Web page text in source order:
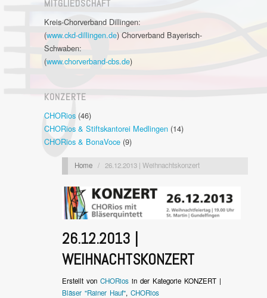
MITGLIEDSCHAFT
Kreis-Chorverband Dillingen:
(www.ckd-dillingen.de) Chorverband Bayerisch-
Schwaben:
(www.chorverband-cbs.de)
KONZERTE
CHORios (46)
CHORios & Stiftskantorei Medlingen (14)
CHORios & BonaVoce (9)
Home / 26.12.2013 | Weihnachtskonzert
26.12.2013 |
WEIHNACHTSKONZERT
Erstellt von CHORios in der Kategorie KONZERT |
Bläser "Rainer Hauf", CHORios